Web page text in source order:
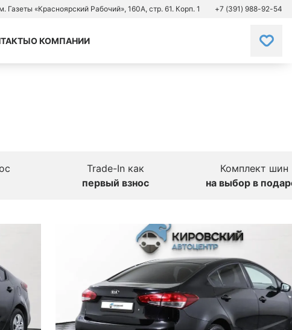
Газеты «Красноярский Рабочий», 160А, стр. 61. Корп. 1 +7 (391) 988-92-54
О КОМПАНИИ
Trade-In как
первый взнос
Комплект шин
на выбор в